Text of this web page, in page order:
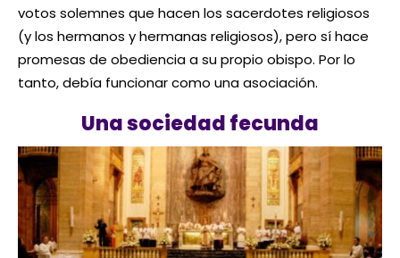
votos solemnes que hacen los sacerdotes religiosos
(y los hermanos y hermanas religiosos), pero sí hace
promesas de obediencia a su propio obispo. Por lo
tanto, debía funcionar como una asociación.
Una sociedad fecunda